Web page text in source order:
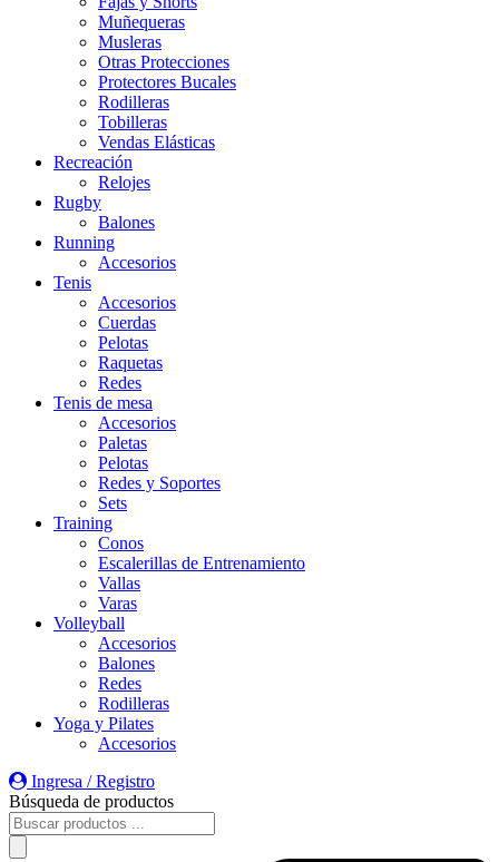
Muñequeras
Musleras
Otras Protecciones
Protectores Bucales
Rodilleras
Tobilleras
Vendas Elásticas
Recreación
Relojes
Rugby
Balones
Running
Accesorios
Tenis
Accesorios
Cuerdas
Pelotas
Raquetas
Redes
Tenis de mesa
Accesorios
Paletas
Pelotas
Redes y Soportes
Sets
Training
Conos
Escalerillas de Entrenamiento
Vallas
Varas
Volleyball
Accesorios
Balones
Redes
Rodilleras
Yoga y Pilates
Accesorios
Ingresa / Registro
Búsqueda de productos